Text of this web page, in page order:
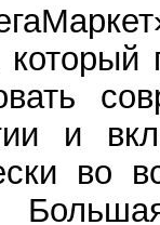
который
и
во